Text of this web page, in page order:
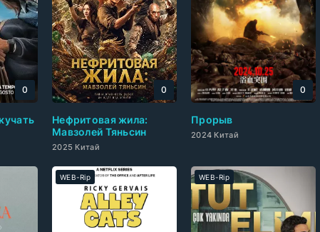
0
Нефритовая жила:
Мавзолей Тяньсин
2025 Китай
0
Прорыв
2024 Китай
0
WEB-Rip WEB-Rip